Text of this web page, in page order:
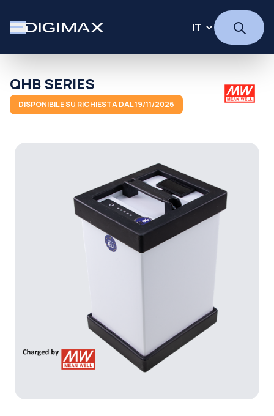
QHB SERIES
DISPONIBILE SU RICHIESTA DAL 19/11/2026